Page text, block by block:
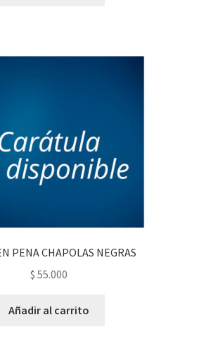
PENA CHAPOLAS NEGRAS
$ 55.000
Añadir al carrito